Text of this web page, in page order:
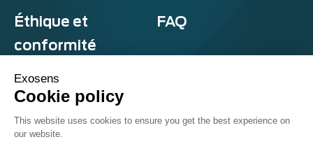
Éthique et
conformité
FAQ
Termes et conditions
Exosens
Cookie policy
This website uses cookies to ensure you get the best experience on
our website.